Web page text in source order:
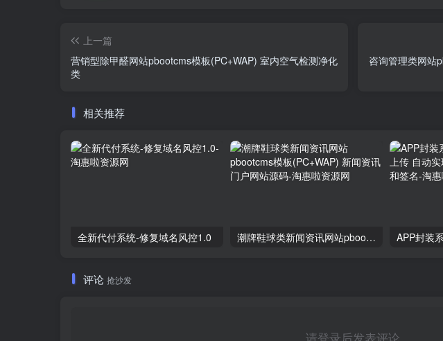
上一篇
营销型除甲醛网站pbootcms模板(PC+WAP) 室内空气检测净化
类
咨询管理类网站
相关推荐
全新代付系统-修复域名风控1.0 潮牌鞋球类新闻资讯网站pbootcms模板(PC+WAP) 新闻资讯门户网站源码
评论 抢沙发
请登录后发表评论